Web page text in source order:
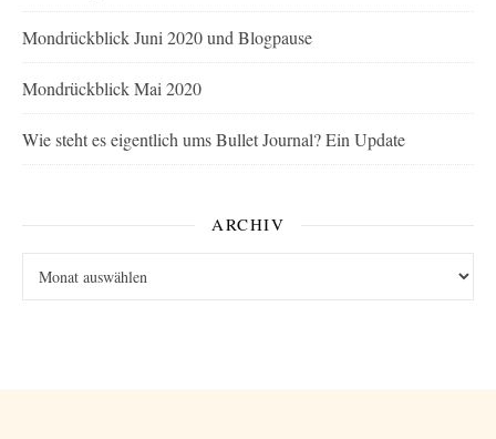
Mondrückblick Juni 2020 und Blogpause
Mondrückblick Mai 2020
Wie steht es eigentlich ums Bullet Journal? Ein Update
ARCHIV